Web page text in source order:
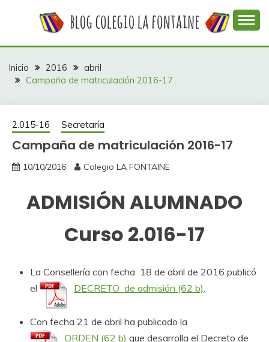
COLEGIO LA
FONTAINE
colegio La Fontaine
Inicio 2016
abril
Campaña de matriculación 2016-17
2.015-16 Secretaría
Campaña de matriculación 2016-17
10/10/2016 Colegio LA FONTAINE
ADMISIÓN ALUMNADO
Curso 2.016-17
La Consellería con fecha 18 de abril de 2016 publicó
el
DECRETO de admisión
Con fecha 21 de abril ha publicado la
ORDEN
que desarrolla el Decreto de